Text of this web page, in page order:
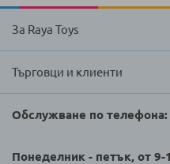
За Raya Toys
Търговци и клиенти
Обслужване по телефона:
Понеделник - петък, от 9-